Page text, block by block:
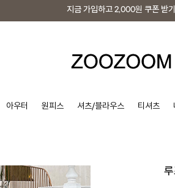
지금 가입하고 2,000원 쿠폰 받기
아우터 원피스 셔츠/블라우스 티셔츠